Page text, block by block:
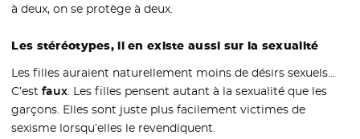
à deux, on se protège à deux.
Les stéréotypes, il en existe aussi sur la sexualité
Les filles auraient naturellement moins de désirs sexuels…
C’estfaux. Les filles pensent autant à la sexualité que les
garçons. Elles sont juste plus facilement victimes de
sexisme lorsqu’elles le revendiquent.